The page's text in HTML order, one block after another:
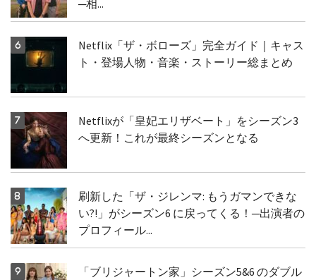
─相...
Netflix「ザ・ボローズ」完全ガイド｜キャス
ト・登場人物・音楽・ストーリー総まとめ
Netflixが「皇妃エリザベート」をシーズン3
へ更新！これが最終シーズンとなる
刷新した「ザ・ジレンマ: もうガマンできな
い?!」がシーズン6 に戻ってくる！─出演者の
プロフィール...
「ブリジャートン家」シーズン5&6 のダブル